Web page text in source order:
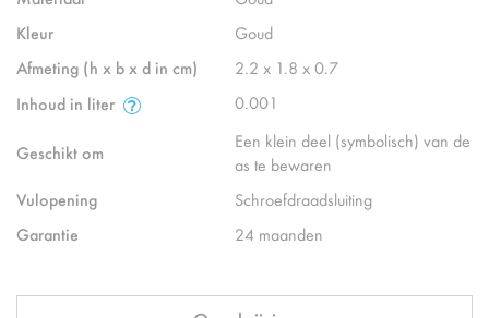
Kleur
Goud
Afmeting (h x b x d in cm)
2.2 x 1.8 x 0.7
Inhoud in liter
0.001
Geschikt om
Een klein deel (symbolisch) van de
as te bewaren
Vulopening
Schroefdraadsluiting
Garantie
24 maanden